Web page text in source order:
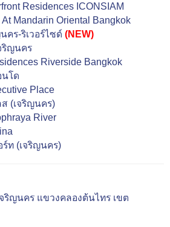
Residences ICONSIAM
Mandarin Oriental Bangkok
คร-ริเวอร์ไซด์ (NEW)
ริญนคร
Riverside Bangkok
นโด
Place
ส (เจริญนคร)
River
ร์ท (เจริญนคร)
ริญนคร แขวงคลองต้นไทร เขต